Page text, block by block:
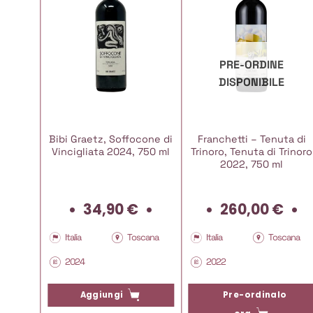
Bibi Graetz, Soffocone di
Vincigliata 2024, 750 ml
34,90€
Italia Toscana
2024
Aggiungi
PRE-ORDINE
DISPONIBILE
Franchetti – Tenuta di
Trinoro, Tenuta di Trinoro
2022, 750 ml
260,00€
Italia Toscana
2022
Pre-ordinalo
attuale
36,00 €.